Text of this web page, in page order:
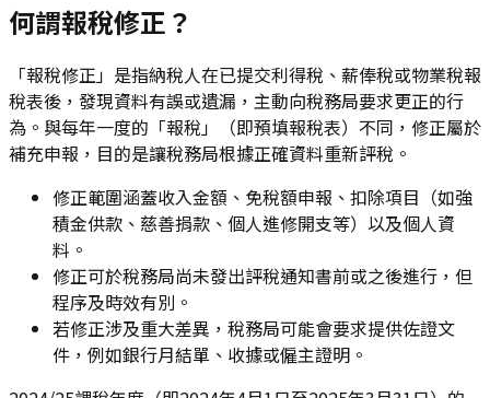
何謂報稅修正？
「報稅修正」是指納稅人在已提交利得稅、薪俸稅或物業稅報
稅表後，發現資料有誤或遺漏，主動向稅務局要求更正的行
為。與每年一度的「報稅」（即預填報稅表）不同，修正屬於
補充申報，目的是讓稅務局根據正確資料重新評稅。
修正範圍涵蓋收入金額、免稅額申報、扣除項目（如強
積金供款、慈善捐款、個人進修開支等）以及個人資
料。
修正可於稅務局尚未發出評稅通知書前或之後進行，但
程序及時效有別。
若修正涉及重大差異，稅務局可能會要求提供佐證文
件，例如銀行月結單、收據或僱主證明。